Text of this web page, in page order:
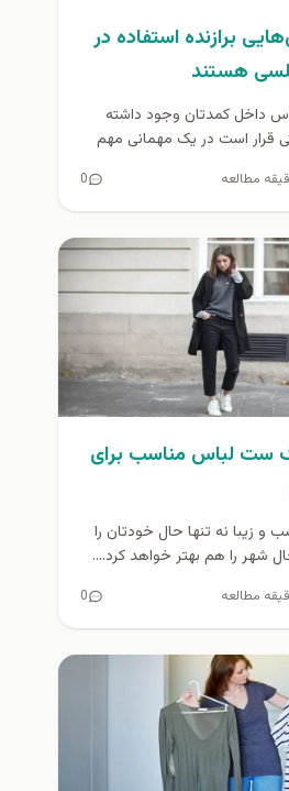
برازنده استفاده در
هستند
داخل کمدتان وجود داشته
قرار است در یک مهمانی مهم
0
ست لباس مناسب برای
و زیبا نه تنها حال خودتان را
شهر را هم بهتر خواهد کرد....
0